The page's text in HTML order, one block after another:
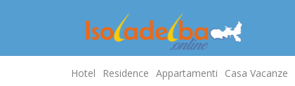
Hotel Residence Appartamenti Casa Vacanze